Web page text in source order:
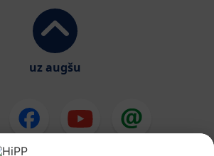
uz augšu